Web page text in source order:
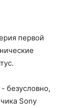
первой
безусловно,
Sony